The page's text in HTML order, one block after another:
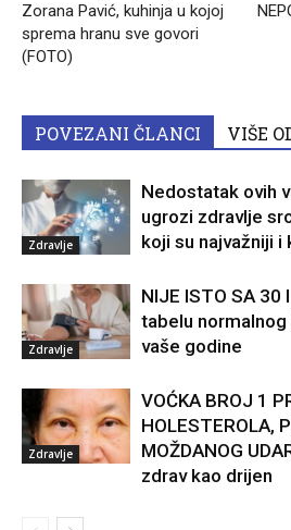
Zorana Pavić, kuhinja u kojoj
sprema hranu sve govori
(FOTO)
POVEZANI ČLANCI VIŠE
Zdravlje
Nedostatak ovih
ugrozi zdravlje
koji su najvažniji i
Zdravlje
NIJE ISTO SA 30
tabelu
vaše godine
Zdravlje
VOĆKA BROJ 1
HOLESTEROLA,
MOŽDANOG
zdrav kao drijen